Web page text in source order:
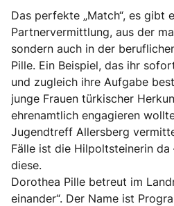
Das perfekte „Match“, es gibt
Partnervermittlung, aus der
sondern auch in der
Pille. Ein Beispiel, das ihr
und zugleich ihre Aufgabe
junge Frauen türkischer
ehrenamtlich engagieren
Jugendtreff Allersberg
Fälle ist die Hilpoltsteinerin
diese.
Dorothea Pille betreut im
einander“. Der Name ist